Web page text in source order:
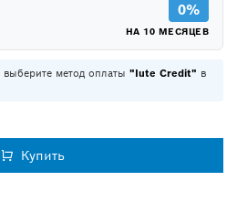
0%
НА 10 МЕСЯЦЕВ
метод оплаты "Iute Credit" в
Купить